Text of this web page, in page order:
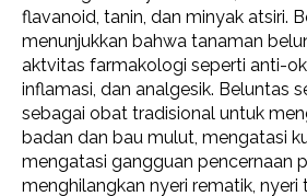
flavanoid, tanin, dan minyak atsiri.
menunjukkan bahwa tanaman
aktvitas farmakologi seperti anti-
inflamasi, dan analgesik. Beluntas
sebagai obat tradisional untuk
badan dan bau mulut, mengatasi
mengatasi gangguan pencernaan
menghilangkan nyeri rematik, nyeri